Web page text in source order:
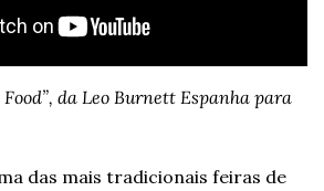
da Leo Burnett Espanha para
das mais tradicionais feiras de